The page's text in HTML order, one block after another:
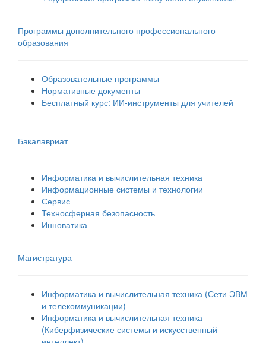
Программы дополнительного профессионального
образования
Образовательные программы
Нормативные документы
Бесплатный курс: ИИ‑инструменты для учителей
Бакалавриат
Информатика и вычислительная техника
Информационные системы и технологии
Сервис
Техносферная безопасность
Инноватика
Магистратура
Информатика и вычислительная техника (Сети ЭВМ
и телекоммуникации)
Информатика и вычислительная техника
(Киберфизические системы и искусственный